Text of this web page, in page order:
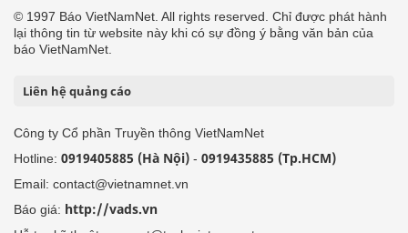
© 1997 Báo VietNamNet. All rights reserved. Chỉ được phát hành
lại thông tin từ website này khi có sự đồng ý bằng văn bản của
báo VietNamNet.
Liên hệ quảng cáo
Công ty Cổ phần Truyền thông VietNamNet
Hotline: 0919405885 (Hà Nội) - 0919435885 (Tp.HCM)
Email: contact@vietnamnet.vn
Báo giá: http://vads.vn